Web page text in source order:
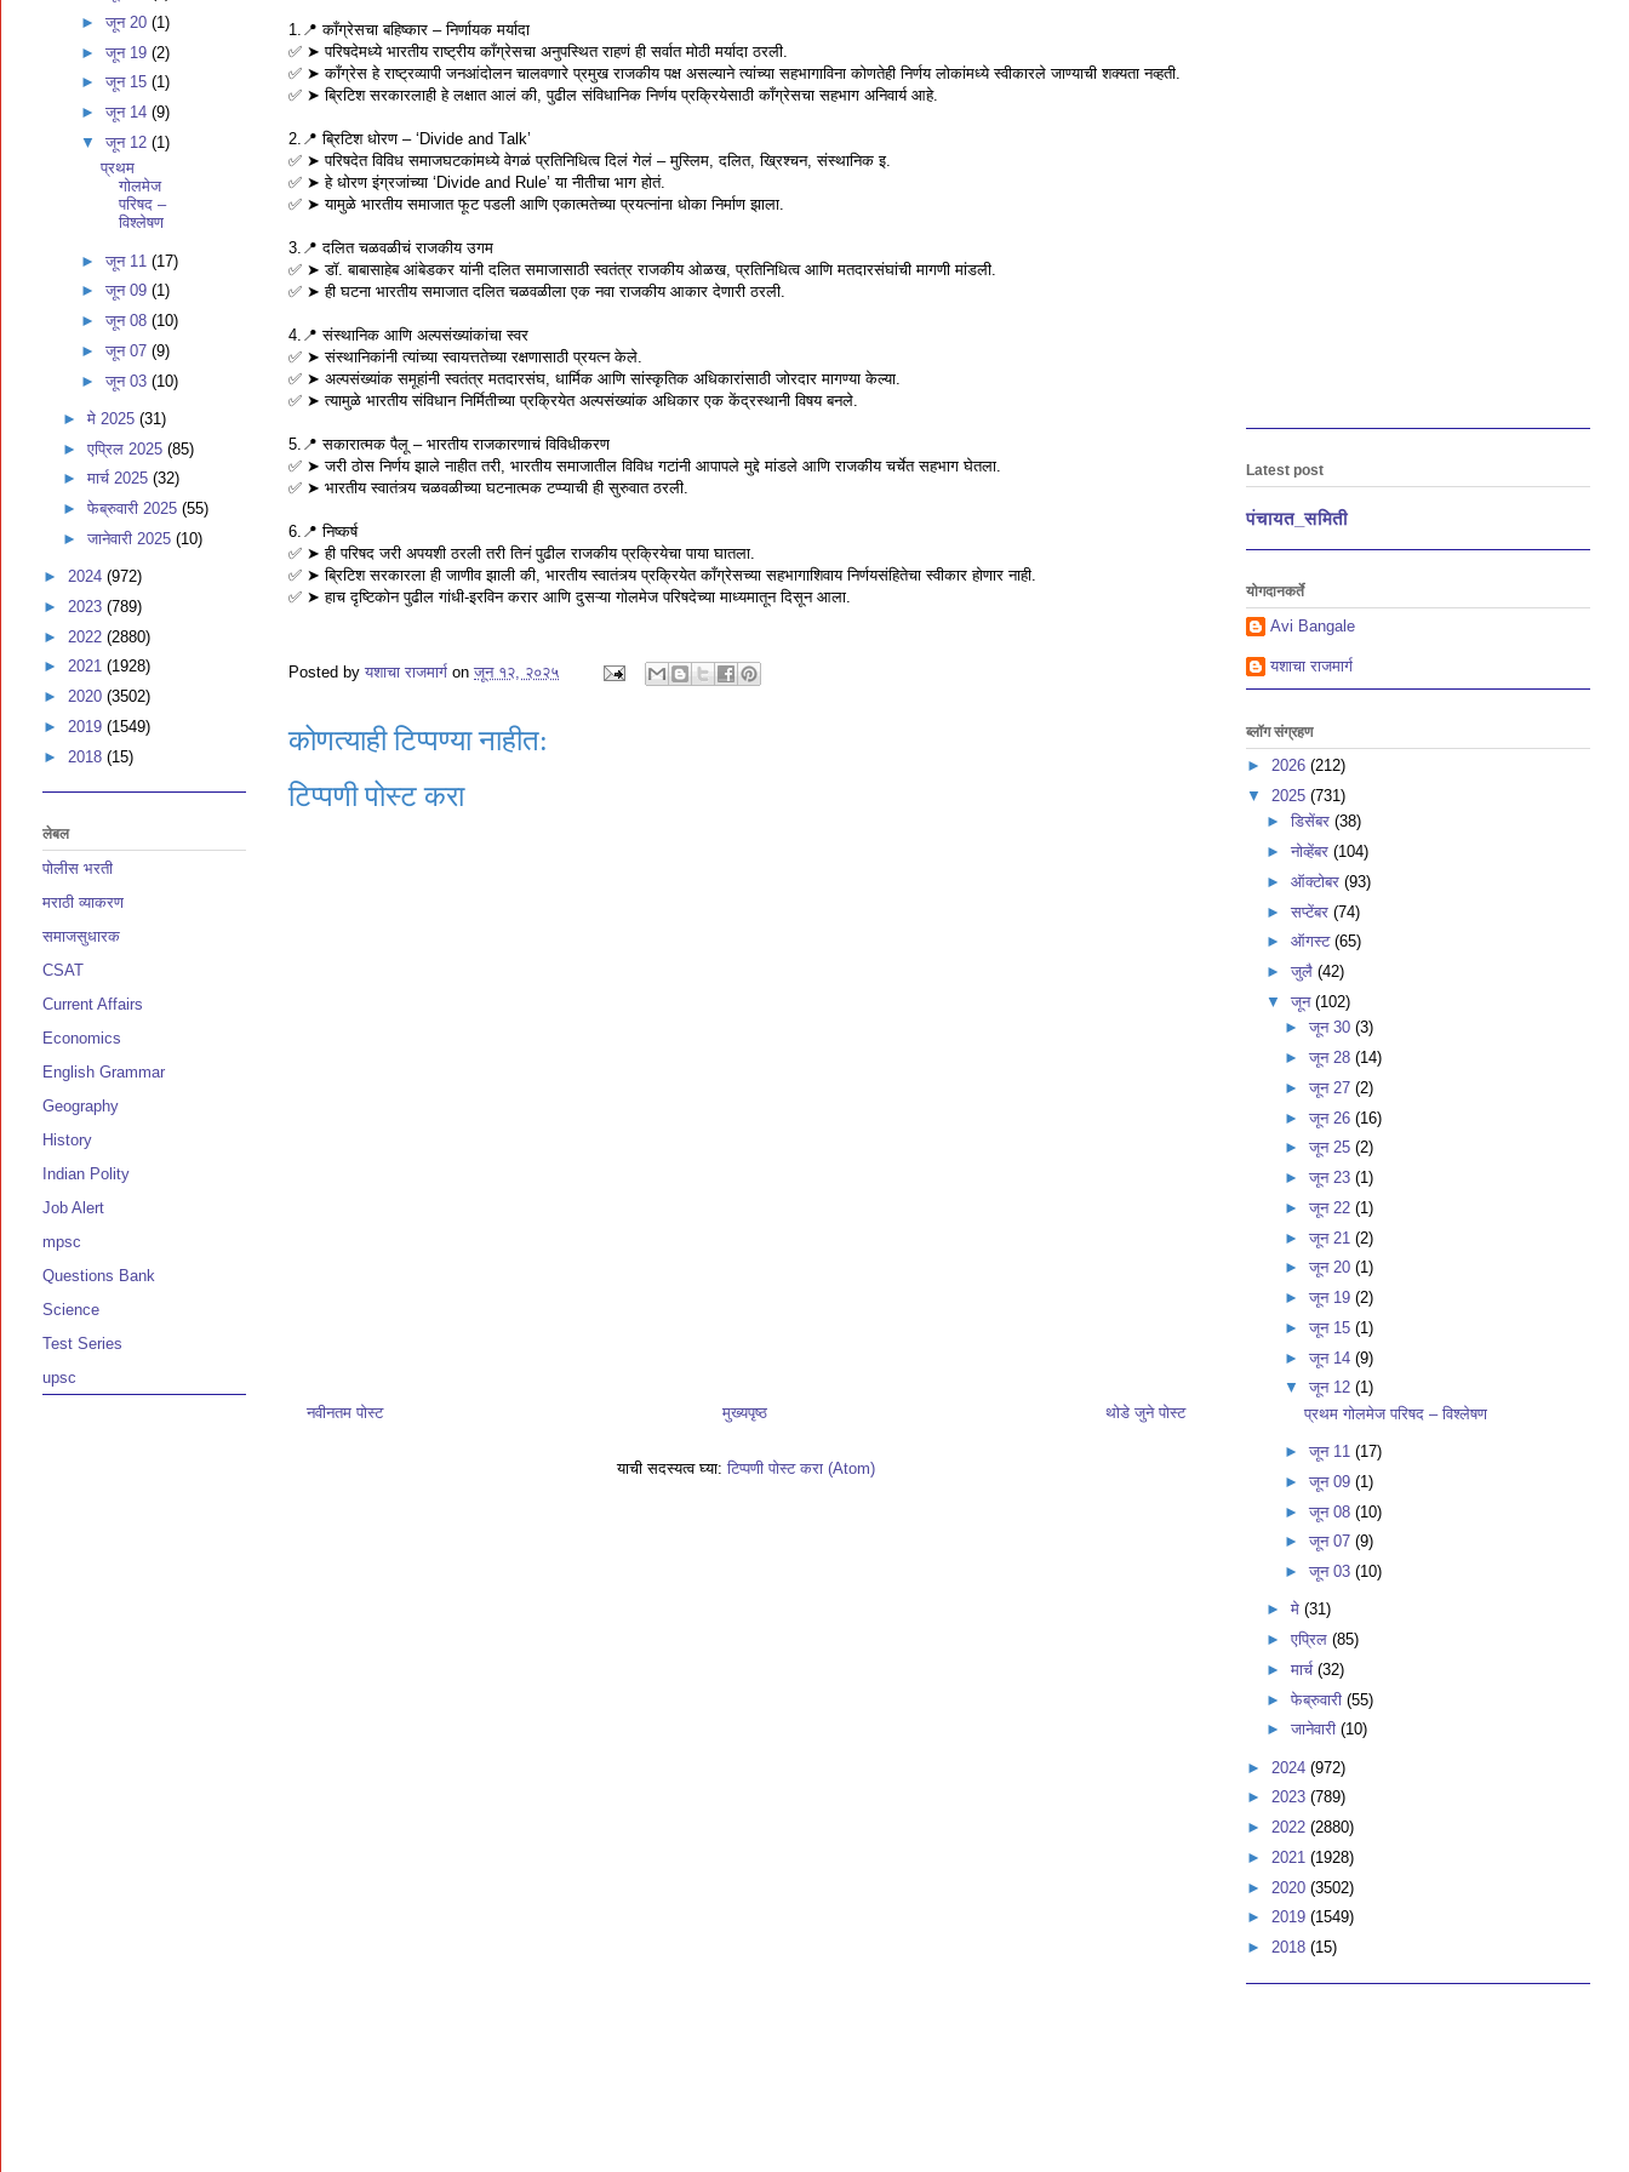
1.📍 काँग्रेसचा बहिष्कार – निर्णायक मर्यादा
✅️ ➤ परिषदेमध्ये भारतीय राष्ट्रीय काँग्रेसचा अनुपस्थित राहणं ही सर्वात मोठी मर्यादा ठरली.
✅️ ➤ काँग्रेस हे राष्ट्रव्यापी जनआंदोलन चालवणारे प्रमुख राजकीय पक्ष असल्याने त्यांच्या सहभागाविना कोणतेही निर्णय लोकांमध्ये स्वीकारले जाण्याची शक्यता नव्हती.
✅️ ➤ ब्रिटिश सरकारलाही हे लक्षात आलं की, पुढील संविधानिक निर्णय प्रक्रियेसाठी काँग्रेसचा सहभाग अनिवार्य आहे.
2.📍 ब्रिटिश धोरण – ‘Divide and Talk’
✅️ ➤ परिषदेत विविध समाजघटकांमध्ये वेगळं प्रतिनिधित्व दिलं गेलं – मुस्लिम, दलित, ख्रिश्चन, संस्थानिक इ.
✅️ ➤ हे धोरण इंग्रजांच्या ‘Divide and Rule’ या नीतीचा भाग होतं.
✅️ ➤ यामुळे भारतीय समाजात फूट पडली आणि एकात्मतेच्या प्रयत्नांना धोका निर्माण झाला.
3.📍 दलित चळवळीचं राजकीय उगम
✅️ ➤ डॉ. बाबासाहेब आंबेडकर यांनी दलित समाजासाठी स्वतंत्र राजकीय ओळख, प्रतिनिधित्व आणि मतदारसंघांची मागणी मांडली.
✅️ ➤ ही घटना भारतीय समाजात दलित चळवळीला एक नवा राजकीय आकार देणारी ठरली.
4.📍 संस्थानिक आणि अल्पसंख्यांकांचा स्वर
✅️ ➤ संस्थानिकांनी त्यांच्या स्वायत्ततेच्या रक्षणासाठी प्रयत्न केले.
✅️ ➤ अल्पसंख्यांक समूहांनी स्वतंत्र मतदारसंघ, धार्मिक आणि सांस्कृतिक अधिकारांसाठी जोरदार मागण्या केल्या.
✅️ ➤ त्यामुळे भारतीय संविधान निर्मितीच्या प्रक्रियेत अल्पसंख्यांक अधिकार एक केंद्रस्थानी विषय बनले.
5.📍 सकारात्मक पैलू – भारतीय राजकारणाचं विविधीकरण
✅️ ➤ जरी ठोस निर्णय झाले नाहीत तरी, भारतीय समाजातील विविध गटांनी आपापले मुद्दे मांडले आणि राजकीय चर्चेत सहभाग घेतला.
✅️ ➤ भारतीय स्वातंत्र्य चळवळीच्या घटनात्मक टप्प्याची ही सुरुवात ठरली.
6.📍 निष्कर्ष
✅️ ➤ ही परिषद जरी अपयशी ठरली तरी तिनं पुढील राजकीय प्रक्रियेचा पाया घातला.
✅️ ➤ ब्रिटिश सरकारला ही जाणीव झाली की, भारतीय स्वातंत्र्य प्रक्रियेत काँग्रेसच्या सहभागाशिवाय निर्णयसंहितेचा स्वीकार होणार नाही.
✅️ ➤ हाच दृष्टिकोन पुढील गांधी-इरविन करार आणि दुसऱ्या गोलमेज परिषदेच्या माध्यमातून दिसून आला.
Posted by यशाचा राजमार्ग on जून १२, २०२५
कोणत्याही टिप्पण्‍या नाहीत:
टिप्पणी पोस्ट करा
नवीनतम पोस्ट थोडे जुने पोस्ट
मुख्यपृष्ठ
याची सदस्यत्व घ्या: टिप्पणी पोस्ट करा (Atom)
►जून 20(1)
►जून 19(2)
►जून 15(1)
►जून 14(9)
▼जून 12(1)
प्रथम
गोलमेज
परिषद –
विश्लेषण
►जून 11(17)
►जून 09(1)
►जून 08(10)
►जून 07(9)
►जून 03(10)
► मे 2025 (31)
► एप्रिल 2025 (85)
► मार्च 2025 (32)
► फेब्रुवारी 2025 (55)
► जानेवारी 2025 (10)
► 2024 (972)
► 2023 (789)
► 2022 (2880)
► 2021 (1928)
► 2020 (3502)
► 2019 (1549)
► 2018 (15)
लेबल
पोलीस भरती
मराठी व्याकरण
समाजसुधारक
CSAT
Current Affairs
Economics
English Grammar
Geography
History
Indian Polity
Job Alert
mpsc
Questions Bank
Science
Test Series
upsc
Latest post
पंचायत_समिती
योगदानकर्ते
Avi Bangale
यशाचा राजमार्ग
ब्लॉग संग्रहण
► 2026 (212)
▼ 2025 (731)
► डिसेंबर (38)
► नोव्हेंबर (104)
► ऑक्टोबर (93)
► सप्टेंबर (74)
► ऑगस्ट (65)
► जुलै (42)
▼ जून (102)
►जून 30(3)
►जून 28(14)
►जून 27(2)
►जून 26(16)
►जून 25(2)
►जून 23(1)
►जून 22(1)
►जून 21(2)
►जून 20(1)
►जून 19(2)
►जून 15(1)
►जून 14(9)
▼जून 12(1)
प्रथम गोलमेज परिषद – विश्लेषण
►जून 11(17)
►जून 09(1)
►जून 08(10)
►जून 07(9)
►जून 03(10)
► मे (31)
► एप्रिल (85)
► मार्च (32)
► फेब्रुवारी (55)
► जानेवारी (10)
► 2024 (972)
► 2023 (789)
► 2022 (2880)
► 2021 (1928)
► 2020 (3502)
► 2019 (1549)
► 2018 (15)